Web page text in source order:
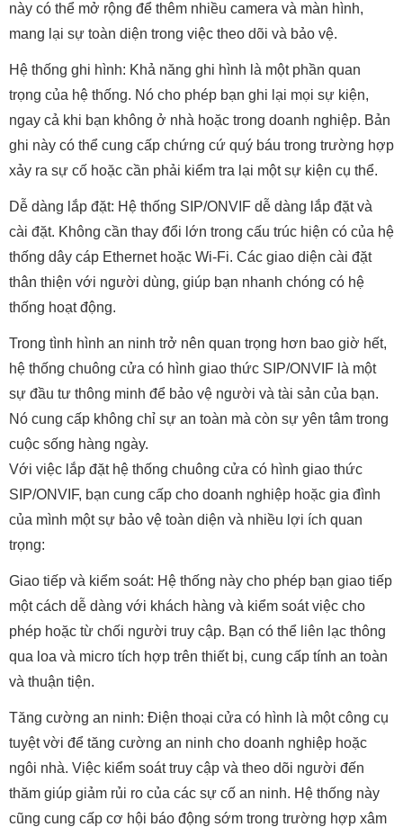
này có thể mở rộng để thêm nhiều camera và màn hình,
mang lại sự toàn diện trong việc theo dõi và bảo vệ.
Hệ thống ghi hình: Khả năng ghi hình là một phần quan
trọng của hệ thống. Nó cho phép bạn ghi lại mọi sự kiện,
ngay cả khi bạn không ở nhà hoặc trong doanh nghiệp. Bản
ghi này có thể cung cấp chứng cứ quý báu trong trường hợp
xảy ra sự cố hoặc cần phải kiểm tra lại một sự kiện cụ thể.
Dễ dàng lắp đặt: Hệ thống SIP/ONVIF dễ dàng lắp đặt và
cài đặt. Không cần thay đổi lớn trong cấu trúc hiện có của hệ
thống dây cáp Ethernet hoặc Wi-Fi. Các giao diện cài đặt
thân thiện với người dùng, giúp bạn nhanh chóng có hệ
thống hoạt động.
Trong tình hình an ninh trở nên quan trọng hơn bao giờ hết,
hệ thống chuông cửa có hình giao thức SIP/ONVIF là một
sự đầu tư thông minh để bảo vệ người và tài sản của bạn.
Nó cung cấp không chỉ sự an toàn mà còn sự yên tâm trong
cuộc sống hàng ngày.
Với việc lắp đặt hệ thống chuông cửa có hình giao thức
SIP/ONVIF, bạn cung cấp cho doanh nghiệp hoặc gia đình
của mình một sự bảo vệ toàn diện và nhiều lợi ích quan
trọng:
Giao tiếp và kiểm soát: Hệ thống này cho phép bạn giao tiếp
một cách dễ dàng với khách hàng và kiểm soát việc cho
phép hoặc từ chối người truy cập. Bạn có thể liên lạc thông
qua loa và micro tích hợp trên thiết bị, cung cấp tính an toàn
và thuận tiện.
Tăng cường an ninh: Điện thoại cửa có hình là một công cụ
tuyệt vời để tăng cường an ninh cho doanh nghiệp hoặc
ngôi nhà. Việc kiểm soát truy cập và theo dõi người đến
thăm giúp giảm rủi ro của các sự cố an ninh. Hệ thống này
cũng cung cấp cơ hội báo động sớm trong trường hợp xâm